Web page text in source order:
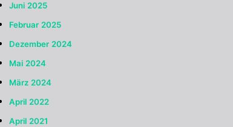
Juni 2025
Februar 2025
Dezember 2024
Mai 2024
März 2024
April 2022
April 2021